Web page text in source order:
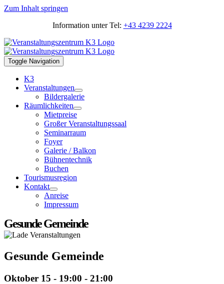
Zum Inhalt springen
Information unter Tel: +43 4239 2224
Toggle Navigation
K3
Veranstaltungen
Bildergalerie
Räumlichkeiten
Mietpreise
Großer Veranstaltungssaal
Seminarraum
Foyer
Galerie / Balkon
Bühnentechnik
Buchen
Tourismusregion
Kontakt
Anreise
Impressum
Gesunde Gemeinde
Gesunde Gemeinde
Oktober 15 - 19:00 - 21:00